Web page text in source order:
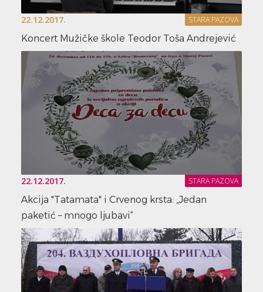
22.12.2017. STARA PAZOVA
Koncert Mužičke škole Teodor Toša Andrejević
22.12.2017. STARA PAZOVA
Akcija "Tatamata" i Crvenog krsta: „Jedan
paketić – mnogo ljubavi“